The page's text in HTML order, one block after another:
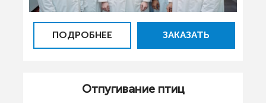
ПОДРОБНЕЕ ЗАКАЗАТЬ
Отпугивание птиц